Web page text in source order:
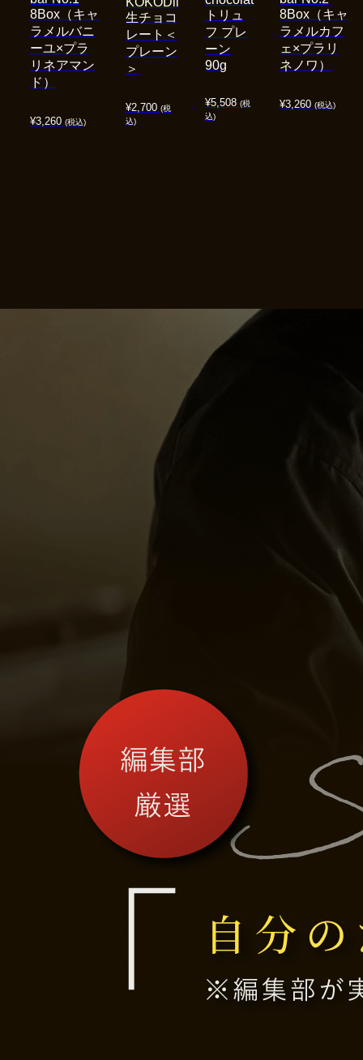
¥3,260 (税込)
8Box（キャ
ラメルバニ
ーユ×プラ
リネアマン
ド）
¥2,700 (税
込)
生チョコ
レート＜
プレーン
＞
¥5,508 (税
込)
トリュ
フ プレ
ーン
90g
¥3,260 (税込)
8Box（キャ
ラメルカフ
ェ×プラリ
ネノワ）